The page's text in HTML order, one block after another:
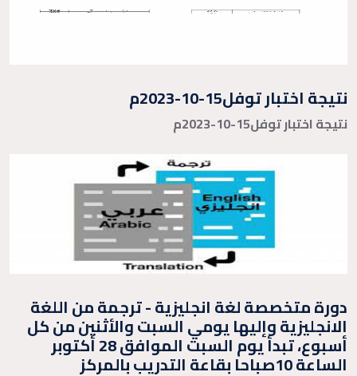
نتيجة اختبار توفل15-10-2023م
نتيجة اختبار توفل15-10-2023م
دورة متخصصة لغة انجليزية - ترجمة من اللغة
الانجليزية وإليها يومي السبت والأثنين من كل
أسبوع، تبدأ يوم السبت الموافق 28 أكتوبر
الساعة 10صباحا بقاعة التدريب بالمركز